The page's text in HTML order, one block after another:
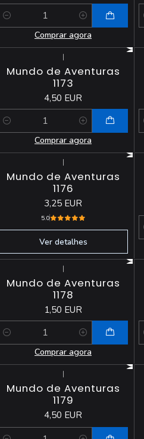
Comprar agora
|
Mundo de Aventuras
1173
4,50 EUR
Comprar agora
|
Mundo de Aventuras
1176
3,25 EUR
5.0
Ver detalhes
|
Mundo de Aventuras
1178
1,50 EUR
Comprar agora
|
Mundo de Aventuras
1179
4,50 EUR